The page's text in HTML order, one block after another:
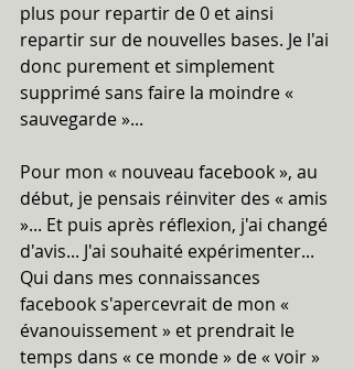
plus pour repartir de 0 et ainsi
repartir sur de nouvelles bases. Je l'ai
donc purement et simplement
supprimé sans faire la moindre «
sauvegarde »...
Pour mon « nouveau facebook », au
début, je pensais réinviter des « amis
»... Et puis après réflexion, j'ai changé
d'avis... J'ai souhaité expérimenter...
Qui dans mes connaissances
facebook s'apercevrait de mon «
évanouissement » et prendrait le
temps dans « ce monde » de « voir »